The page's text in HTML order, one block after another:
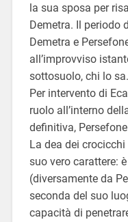
la sua sposa per
Demetra. Il periodo
Demetra e
all’improvviso
sottosuolo, chi lo sa.
Per intervento di
ruolo all’interno
definitiva,
La dea dei
suo vero carattere: è
(diversamente da
seconda del suo
capacità di